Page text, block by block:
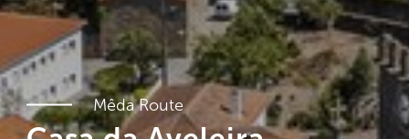
Mêda Route